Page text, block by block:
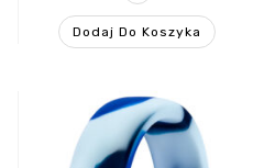
Dodaj Do Koszyka